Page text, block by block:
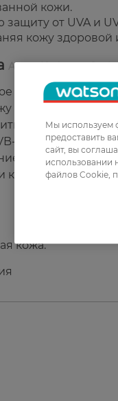
кожи.
от UVA и
кожу
Avene Hydrance
увлажнение
благодаря
без
лучей.
и пигментацию.
кожа.
Мы используем
предоставить
сайт, вы
использовании
файлов Cookie,